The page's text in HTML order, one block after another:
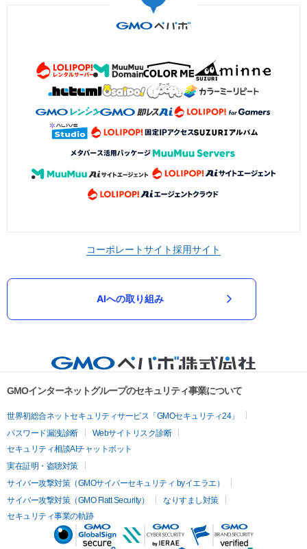
コーポレートサイト採用サイト
AIへの取り組み
GMOインターネットグループのセキュリティ事業について
世界初総合ネットセキュリティサービス「GMOセキュリティ24」
パスワード漏洩診断
Webサイトリスク診断
セキュリティ相談AIチャットボット
実在証明・盗聴対策
サイバー攻撃対策（GMOサイバーセキュリティ byイエラエ）
サイバー攻撃対策（GMO Flatt Security）
なりすまし対策
セキュリティ事業の軌跡